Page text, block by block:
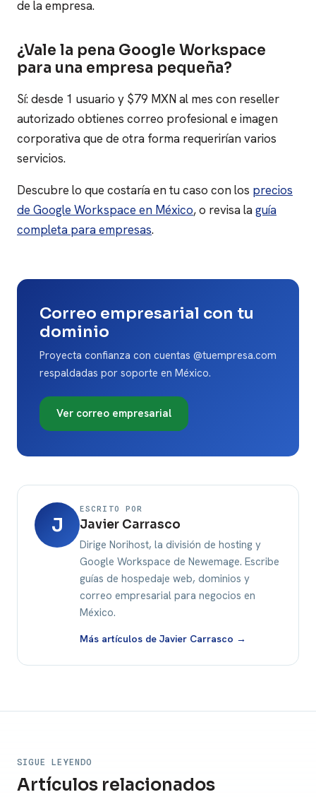
de la empresa.
¿Vale la pena Google Workspace
para una empresa pequeña?
Sí: desde 1 usuario y $79 MXN al mes con reseller
autorizado obtienes correo profesional e imagen
corporativa que de otra forma requerirían varios
servicios.
Descubre lo que costaría en tu caso con los precios
de Google Workspace en México, o revisa laguía
completa para empresas.
Correo empresarial con tu
dominio
Proyecta confianza con cuentas @tuempresa.com
respaldadas por soporte en México.
Ver correo empresarial
J
ESCRITO POR
Javier Carrasco
Dirige Norihost, la división de hosting y
Google Workspace de Newemage. Escribe
guías de hospedaje web, dominios y
correo empresarial para negocios en
México.
Más artículos de Javier Carrasco →
SIGUE LEYENDO
Artículos relacionados